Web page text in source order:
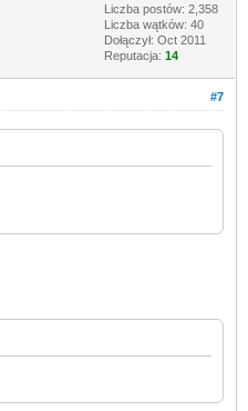
Liczba postów: 2,358
Liczba wątków: 40
Dołączył: Oct 2011
Reputacja: 14
#7